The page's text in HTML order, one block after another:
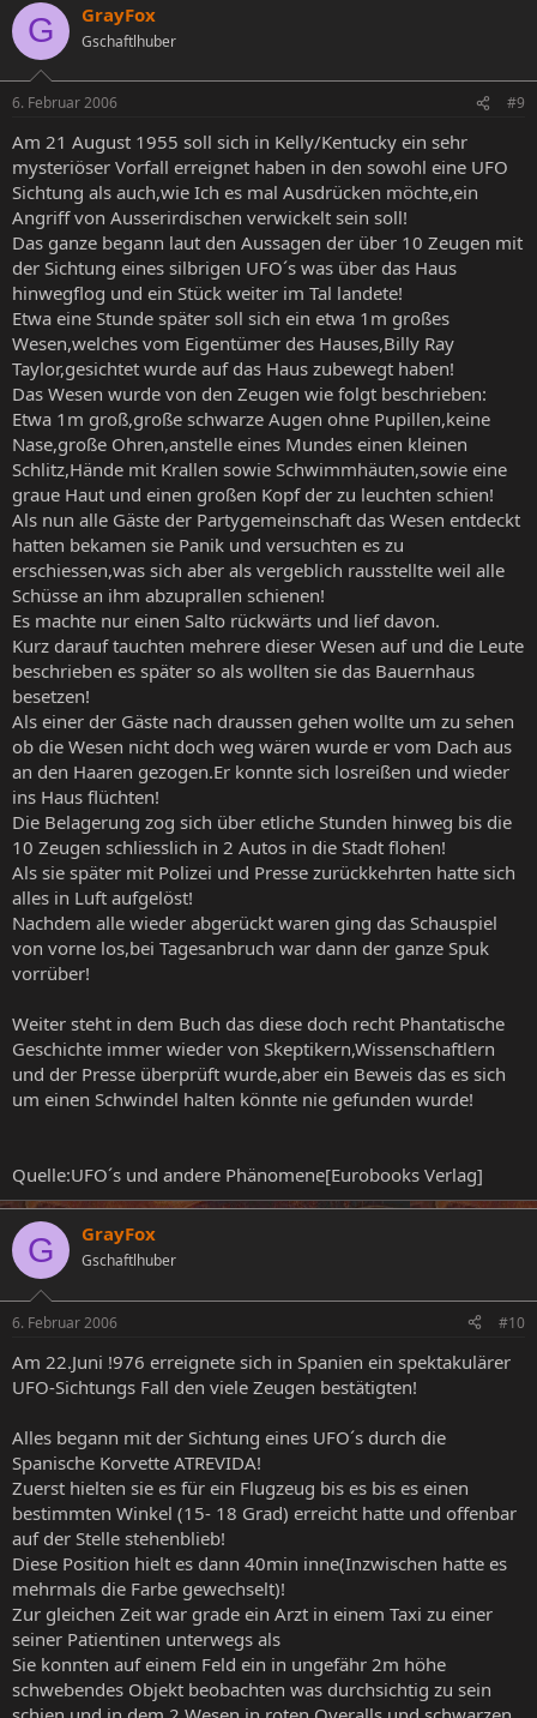
G GrayFox
Gschaftlhuber
6. Februar 2006 #9
Am 21 August 1955 soll sich in Kelly/Kentucky ein sehr
mysteriöser Vorfall erreignet haben in den sowohl eine UFO
Sichtung als auch,wie Ich es mal Ausdrücken möchte,ein
Angriff von Ausserirdischen verwickelt sein soll!
Das ganze begann laut den Aussagen der über 10 Zeugen mit
der Sichtung eines silbrigen UFO´s was über das Haus
hinwegflog und ein Stück weiter im Tal landete!
Etwa eine Stunde später soll sich ein etwa 1m großes
Wesen,welches vom Eigentümer des Hauses,Billy Ray
Taylor,gesichtet wurde auf das Haus zubewegt haben!
Das Wesen wurde von den Zeugen wie folgt beschrieben:
Etwa 1m groß,große schwarze Augen ohne Pupillen,keine
Nase,große Ohren,anstelle eines Mundes einen kleinen
Schlitz,Hände mit Krallen sowie Schwimmhäuten,sowie eine
graue Haut und einen großen Kopf der zu leuchten schien!
Als nun alle Gäste der Partygemeinschaft das Wesen entdeckt
hatten bekamen sie Panik und versuchten es zu
erschiessen,was sich aber als vergeblich rausstellte weil alle
Schüsse an ihm abzuprallen schienen!
Es machte nur einen Salto rückwärts und lief davon.
Kurz darauf tauchten mehrere dieser Wesen auf und die Leute
beschrieben es später so als wollten sie das Bauernhaus
besetzen!
Als einer der Gäste nach draussen gehen wollte um zu sehen
ob die Wesen nicht doch weg wären wurde er vom Dach aus
an den Haaren gezogen.Er konnte sich losreißen und wieder
ins Haus flüchten!
Die Belagerung zog sich über etliche Stunden hinweg bis die
10 Zeugen schliesslich in 2 Autos in die Stadt flohen!
Als sie später mit Polizei und Presse zurückkehrten hatte sich
alles in Luft aufgelöst!
Nachdem alle wieder abgerückt waren ging das Schauspiel
von vorne los,bei Tagesanbruch war dann der ganze Spuk
vorrüber!
Weiter steht in dem Buch das diese doch recht Phantatische
Geschichte immer wieder von Skeptikern,Wissenschaftlern
und der Presse überprüft wurde,aber ein Beweis das es sich
um einen Schwindel halten könnte nie gefunden wurde!
Quelle:UFO´s und andere Phänomene[Eurobooks Verlag]
G GrayFox
Gschaftlhuber
6. Februar 2006 #10
Am 22.Juni !976 erreignete sich in Spanien ein spektakulärer
UFO-Sichtungs Fall den viele Zeugen bestätigten!
Alles begann mit der Sichtung eines UFO´s durch die
Spanische Korvette ATREVIDA!
Zuerst hielten sie es für ein Flugzeug bis es bis es einen
bestimmten Winkel (15- 18 Grad) erreicht hatte und offenbar
auf der Stelle stehenblieb!
Diese Position hielt es dann 40min inne(Inzwischen hatte es
mehrmals die Farbe gewechselt)!
Zur gleichen Zeit war grade ein Arzt in einem Taxi zu einer
seiner Patientinen unterwegs als
Sie konnten auf einem Feld ein in ungefähr 2m höhe
schwebendes Objekt beobachten was durchsichtig zu sein